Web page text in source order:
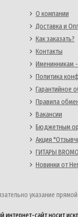
О компании
Доставка и
Как заказать?
Контакты
Именинникам
Политика
Гарантийное
Правила
Вакансии
Бюджетным
Акция
ГИТАРЫ
Новинки от
указание
сайт носит